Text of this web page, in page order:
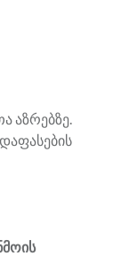
აზრებზე.